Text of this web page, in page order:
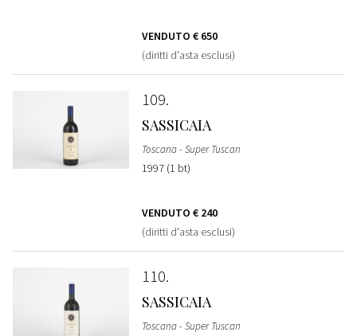
VENDUTO € 650
(diritti d'asta esclusi)
109
SASSICAIA
Toscana - Super Tuscan
1997 (1 bt)
VENDUTO € 240
(diritti d'asta esclusi)
110
SASSICAIA
Toscana - Super Tuscan